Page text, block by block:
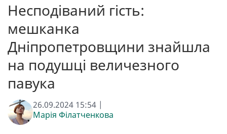
Несподіваний гість:
мешканка
Дніпропетровщини знайшла
на подушці величезного
павука
26.09.2024 15:54 |
Марія Філатченкова